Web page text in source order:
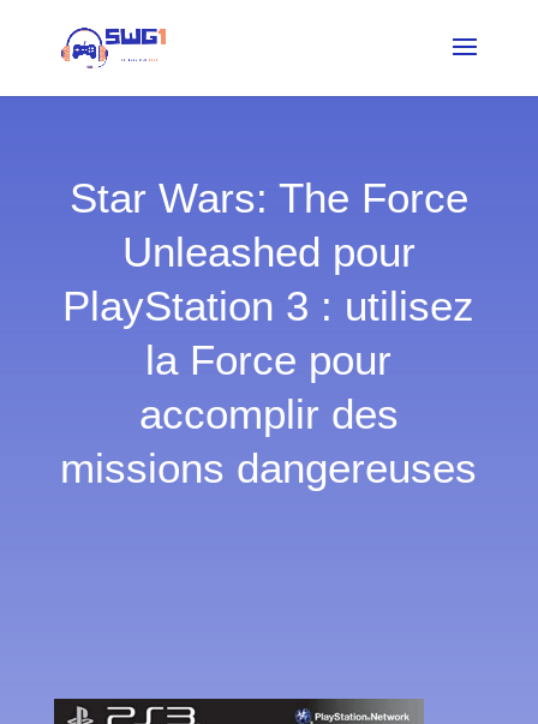
Star Wars: The Force
Unleashed pour
PlayStation 3 : utilisez
la Force pour
accomplir des
missions dangereuses